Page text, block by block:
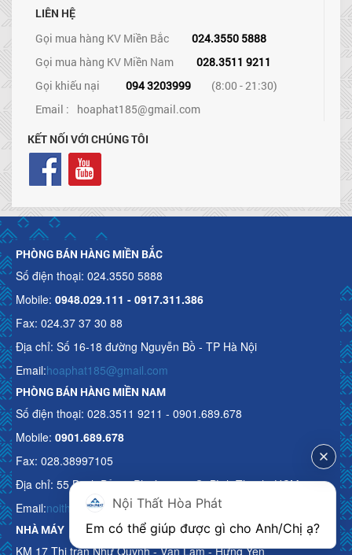
LIÊN HỆ
Gọi mua hàng KV Miền Bắc
024.3550 5888
Gọi mua hàng KV Miền Nam
028.3511 9211
Gọi khiếu nại
094 3203999
(8:00 - 21:30)
Email : hoaphat185@gmail.com
KẾT NỐI VỚI CHÚNG TÔI
PHÒNG BÁN HÀNG MIỀN BẮC
Số điện thoại: 024.3550 5888
Mobile: 0948.029.111 - 0917.311.386
Fax: 024.37 37 30 88
Địa chỉ: Số 16-18 đường Nguyễn Bồ - TP Hà Nội
Email:hoaphat185@gmail.com
PHÒNG BÁN HÀNG MIỀN NAM
Số điện thoại: 028.3511 9211 - 0901.689.678
Mobile: 0901.689.678
Fax: 028.38997105
Địa chỉ: 55 Bạch Đằng, Phường 15, Q. Bình Thạnh, HCM
Email:noithathoaphattot@gmail.com
NHÀ MÁY
KM 17 Thị trấn Như Quỳnh - Văn Lâm - Hưng Yên
Nội Thất Hòa Phát